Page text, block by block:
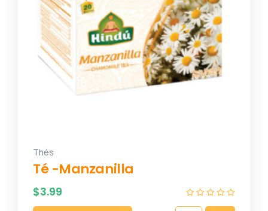
Thés
Té -Manzanilla
$3.99